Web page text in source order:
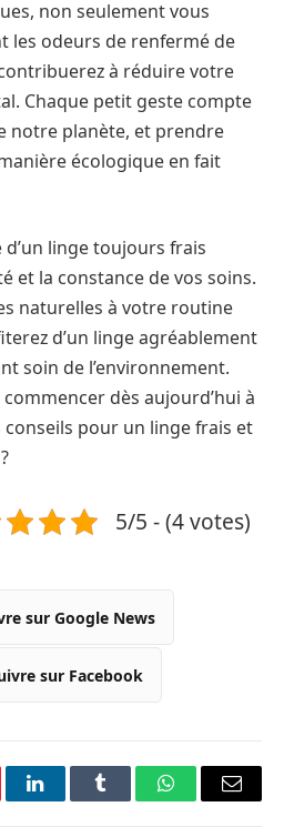
non seulement vous
les odeurs de renfermé de
à réduire votre
Chaque petit geste compte
notre planète, et prendre
écologique en fait
d’un linge toujours frais
et la constance de vos soins.
naturelles à votre routine
d’un linge agréablement
soin de l’environnement.
dès aujourd’hui à
pour un linge frais et
5/5 - (4 votes)
sur Google News
sur Facebook
LinkedInTumblr WhatsApp